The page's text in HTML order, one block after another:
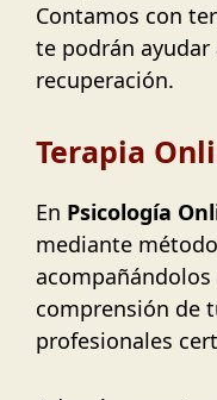
Contamos con
te podrán ayudar
recuperación.
Terapia
En Psicología
mediante
comprensión de
profesionales